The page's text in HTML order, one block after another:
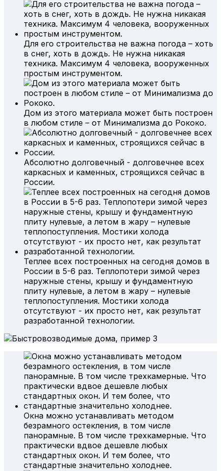
Для его строительства не важна погода – хоть
в снег, хоть в дождь. Не нужна никакая
техника. Максимум 4 человека, вооруженных
простым инструментом.
Дом из этого материала может быть построен
в любом стиле – от Минимализма до Рококо.
Абсолютно долговечный - долговечнее всех
каркасных и каменных, строящихся сейчас в
России.
Теплее всех построенных на сегодня домов в
России в 5-6 раз. Теплопотери зимой через
наружные стены, крышу и фундаментную
плиту нулевые, а летом в жару – нулевые
теплопоступления. Мостики холода
отсутствуют - их просто нет, как результат
разработанной технологии.
Окна можно устанавливать методом
безрамного остекления, в том числе
панорамные. В том числе трехкамерные. Что
практически вдвое дешевле любых
стандартных окон. И тем более, что
стандартные значительно холоднее.